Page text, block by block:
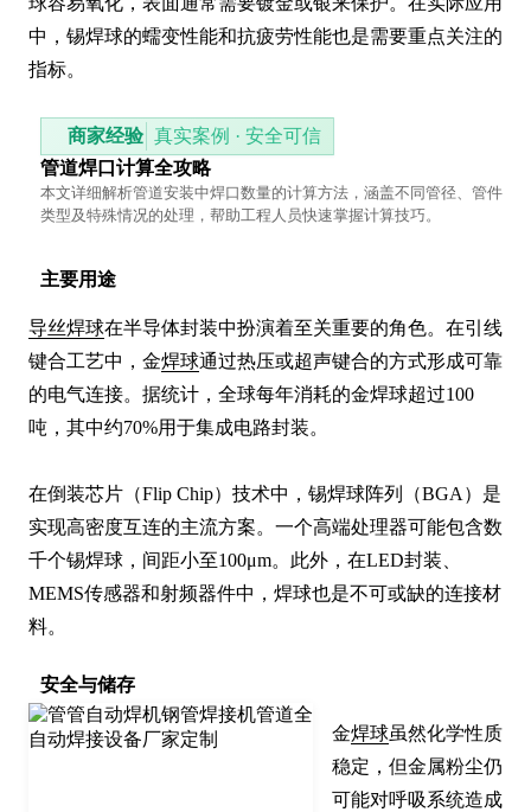
中，锡焊球的蠕变性能和抗疲劳性能也是需要重点关注的
指标。
商家经验 真实案例 · 安全可信
管道焊口计算全攻略
本文详细解析管道安装中焊口数量的计算方法，涵盖不同管径、管件
类型及特殊情况的处理，帮助工程人员快速掌握计算技巧。
主要用途
导丝焊球在半导体封装中扮演着至关重要的角色。在引线
键合工艺中，金焊球通过热压或超声键合的方式形成可靠
的电气连接。据统计，全球每年消耗的金焊球超过100
吨，其中约70%用于集成电路封装。
在倒装芯片（Flip Chip）技术中，锡焊球阵列（BGA）是
实现高密度互连的主流方案。一个高端处理器可能包含数
千个锡焊球，间距小至100μm。此外，在LED封装、
MEMS传感器和射频器件中，焊球也是不可或缺的连接材
料。
安全与储存
金焊球虽然化学性质
稳定，但金属粉尘仍
可能对呼吸系统造成